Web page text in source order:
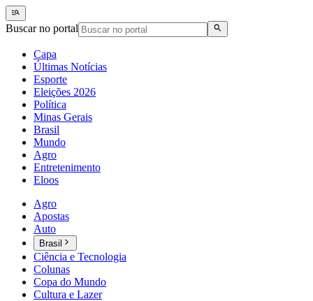
Buscar no portal
Capa
Últimas Notícias
Esporte
Eleições 2026
Política
Minas Gerais
Brasil
Mundo
Agro
Entretenimento
Eloos
Agro
Apostas
Auto
Brasil
Ciência e Tecnologia
Colunas
Copa do Mundo
Cultura e Lazer